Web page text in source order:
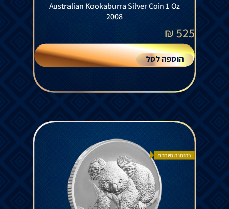
Australian Kookaburra Silver Coin 1 Oz
2008
525
₪
הוספה לסל
בהזמנה מיוחדת